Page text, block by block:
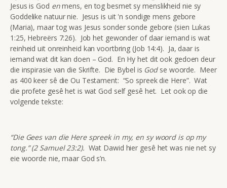
Jesus is God enmens, en tog besmet sy menslikheid nie sy
Goddelike natuur nie. Jesus is uit 'n sondige mens gebore
(Maria), maar tog was Jesus sonder sonde gebore (sien Lukas
1:25, Hebreërs 7:26). Job het gewonder of daar iemand is wat
reinheid uit onreinheid kan voortbring (Job 14:4). Ja, daar is
iemand wat dit kan doen – God. En Hy het dit ook gedoen deur
die inspirasie van die Skrifte. Die Bybel is Godse woorde. Meer
as 400 keer sê die Ou Testament: “So spreek die Here”. Wat
die profete gesê het is wat God self gesê het. Let ook op die
volgende tekste:
“Die Gees van die Here spreek in my, en sy woord is op my
tong.” (2 Samuel 23:2). Wat Dawid hier gesê het was nie net sy
eie woorde nie, maar God s’n.